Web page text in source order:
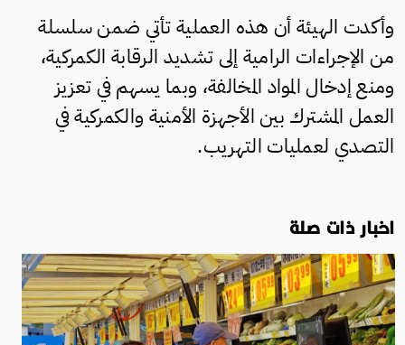
وأكدت الهيئة أن هذه العملية تأتي ضمن سلسلة
من الإجراءات الرامية إلى تشديد الرقابة الكمركية،
ومنع إدخال المواد المخالفة، وبما يسهم في تعزيز
العمل المشترك بين الأجهزة الأمنية والكمركية في
التصدي لعمليات التهريب.
اخبار ذات صلة